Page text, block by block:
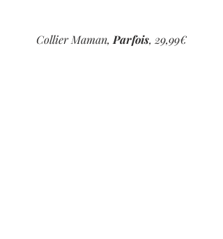
Collier Maman, Parfois, 29,99€